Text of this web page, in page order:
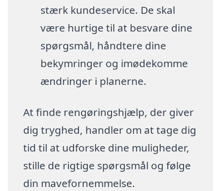
stærk kundeservice. De skal
være hurtige til at besvare dine
spørgsmål, håndtere dine
bekymringer og imødekomme
ændringer i planerne.
At finde rengøringshjælp, der giver
dig tryghed, handler om at tage dig
tid til at udforske dine muligheder,
stille de rigtige spørgsmål og følge
din mavefornemmelse.